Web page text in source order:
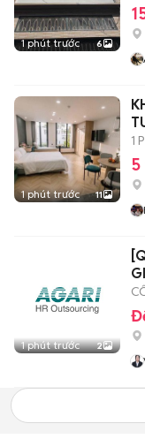
1 phút trước 6
1 phút trước 11
1
5
1 phút trước 2